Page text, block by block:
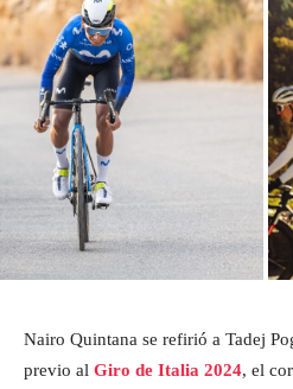
Nairo Quintana se refirió a Tadej
previo al Giro de Italia 2024, el